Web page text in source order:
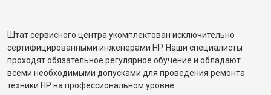
Штат сервисного центра укомплектован исключительно
сертифицированными инженерами HP. Наши специалисты
проходят обязательное регулярное обучение и обладают
всеми необходимыми допусками для проведения ремонта
техники HP на профессиональном уровне.